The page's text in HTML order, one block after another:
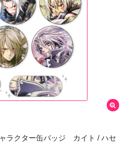
ャラクター缶バッジ カイト / ハセ